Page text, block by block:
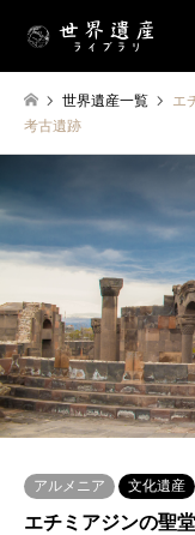
世界遺産一覧
エ
考古遺跡
アルメニア 文化遺産
エチミアジンの聖